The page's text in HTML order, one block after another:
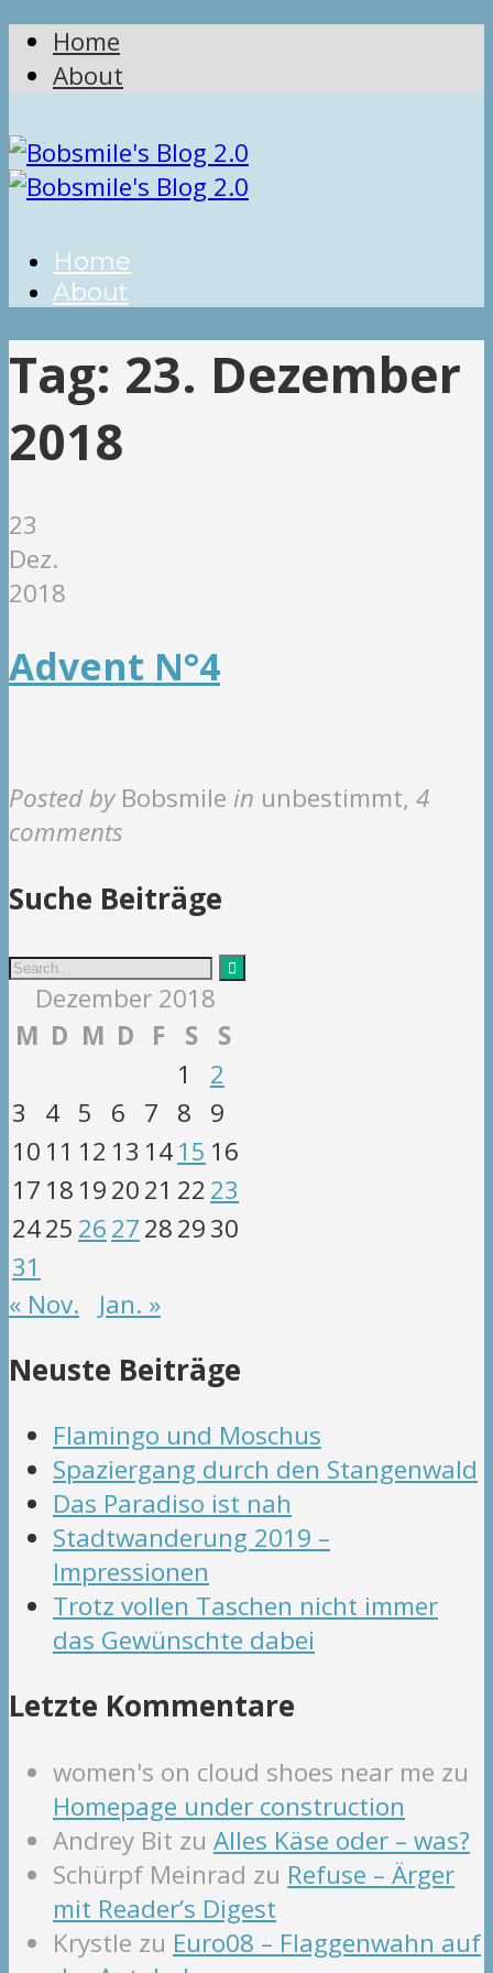
Home
About
Home
About
Tag: 23. Dezember
2018
23
Dez.
2018
Advent N°4
Posted by Bobsmile in unbestimmt, 4
comments
Suche Beiträge
Dezember 2018
M D M D F S
S
1
2
3
4 5 6 7 8
9
10 11 12 13 1415 16
17 18 192021 22 23
2425 2627282930
31
« Nov.
Jan. »
Neuste Beiträge
Flamingo und Moschus
Spaziergang durch den Stangenwald
Das Paradiso ist nah
Stadtwanderung 2019 –
Impressionen
Trotz vollen Taschen nicht immer
das Gewünschte dabei
Letzte Kommentare
women's on cloud shoes near me zu
Homepage under construction
Andrey Bit zu Alles Käse oder – was?
Schürpf Meinrad zu Refuse – Ärger
mit Reader’s Digest
Krystle zu Euro08 – Flaggenwahn auf